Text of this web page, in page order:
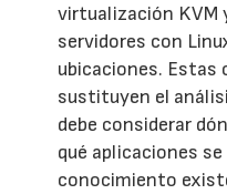
virtualización KVM
servidores con
ubicaciones.
sustituyen el
debe considerar
qué aplicaciones
conocimiento